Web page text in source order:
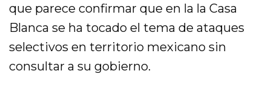
que parece confirmar que en la la Casa
Blanca se ha tocado el tema de ataques
selectivos en territorio mexicano sin
consultar a su gobierno.